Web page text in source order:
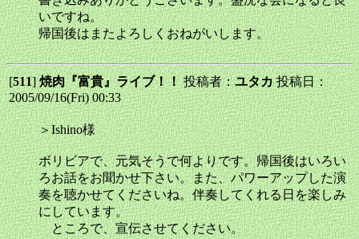
いですね。
帰国後はまたよろしくおねがいします。
[511]焼肉『富貴』ライブ！！投稿者：ユタカ投稿日：
2005/09/16(Fri) 00:33
＞Ishino様
ボリビアで、元気そうで何よりです。帰国後はいろい
ろお話をお聞かせ下さい。また、パワーアップした演
奏を聴かせてくださいね。伴奏してくれる日を楽しみ
にしています。
ところで、宣伝させてください。